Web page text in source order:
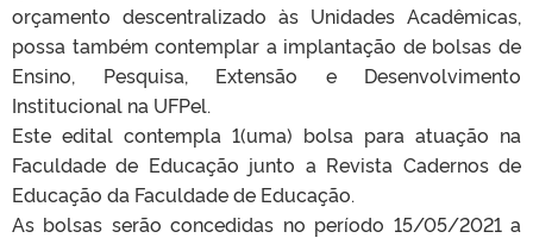
orçamento descentralizado às Unidades Acadêmicas,
possa também contemplar a implantação de bolsas de
Ensino, Pesquisa, Extensão e Desenvolvimento
Institucional na UFPel.
Este edital contempla 1(uma) bolsa para atuação na
Faculdade de Educação junto a Revista Cadernos de
Educação da Faculdade de Educação.
As bolsas serão concedidas no período 15/05/2021 a